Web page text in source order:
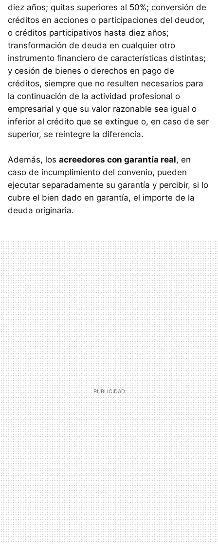
diez años; quitas superiores al 50%; conversión de
créditos en acciones o participaciones del deudor,
o créditos participativos hasta diez años;
transformación de deuda en cualquier otro
instrumento financiero de características distintas;
y cesión de bienes o derechos en pago de
créditos, siempre que no resulten necesarios para
la continuación de la actividad profesional o
empresarial y que su valor razonable sea igual o
inferior al crédito que se extingue o, en caso de ser
superior, se reintegre la diferencia.
Además, los acreedores con garantía real, en
caso de incumplimiento del convenio, pueden
ejecutar separadamente su garantía y percibir, si lo
cubre el bien dado en garantía, el importe de la
deuda originaria.